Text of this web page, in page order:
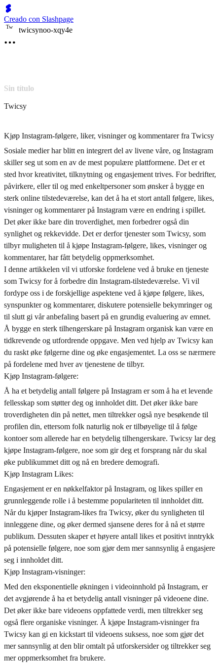
Creado con Slashpage
Tw twicsynoo-xqy4e
Sin título
Twicsy
Kjøp Instagram-følgere, liker, visninger og kommentarer fra Twicsy
Sosiale medier har blitt en integrert del av livene våre, og Instagram
skiller seg ut som en av de mest populære plattformene. Det er et
sted hvor kreativitet, tilknytning og engasjement trives. For bedrifter,
påvirkere, eller til og med enkeltpersoner som ønsker å bygge en
sterk online tilstedeværelse, kan det å ha et stort antall følgere, likes,
visninger og kommentarer på Instagram være en endring i spillet.
Det øker ikke bare din troverdighet, men forbedrer også din
synlighet og rekkevidde. Det er derfor tjenester som Twicsy, som
tilbyr muligheten til å kjøpe Instagram-følgere, likes, visninger og
kommentarer, har fått betydelig oppmerksomhet.
I denne artikkelen vil vi utforske fordelene ved å bruke en tjeneste
som Twicsy for å forbedre din Instagram-tilstedeværelse. Vi vil
fordype oss i de forskjellige aspektene ved å kjøpe følgere, likes,
synspunkter og kommentarer, diskutere potensielle bekymringer og
til slutt gi vår anbefaling basert på en grundig evaluering av emnet.
Å bygge en sterk tilhengerskare på Instagram organisk kan være en
tidkrevende og utfordrende oppgave. Men ved hjelp av Twicsy kan
du raskt øke følgerne dine og øke engasjementet. La oss se nærmere
på fordelene med hver av tjenestene de tilbyr.
Kjøp Instagram-følgere:
Å ha et betydelig antall følgere på Instagram er som å ha et levende
fellesskap som støtter deg og innholdet ditt. Det øker ikke bare
troverdigheten din på nettet, men tiltrekker også nye besøkende til
profilen din, ettersom folk naturlig nok er tilbøyelige til å følge
kontoer som allerede har en betydelig tilhengerskare. Twicsy lar deg
kjøpe Instagram-følgere, noe som gir deg et forsprang når du skal
øke publikummet ditt og nå en bredere demografi.
Kjøp Instagram Likes:
Engasjement er en nøkkelfaktor på Instagram, og likes spiller en
grunnleggende rolle i å bestemme populariteten til innholdet ditt.
Når du kjøper Instagram-likes fra Twicsy, øker du synligheten til
innleggene dine, og øker dermed sjansene deres for å nå et større
publikum. Dessuten skaper et høyere antall likes et positivt inntrykk
på potensielle følgere, noe som gjør dem mer sannsynlig å engasjere
seg i innholdet ditt.
Kjøp Instagram-visninger:
Med den eksponentielle økningen i videoinnhold på Instagram, er
det avgjørende å ha et betydelig antall visninger på videoene dine.
Det øker ikke bare videoens oppfattede verdi, men tiltrekker seg
også flere organiske visninger. Å kjøpe Instagram-visninger fra
Twicsy kan gi en kickstart til videoens suksess, noe som gjør det
mer sannsynlig at den blir omtalt på utforskersider og tiltrekker seg
mer oppmerksomhet fra brukere.